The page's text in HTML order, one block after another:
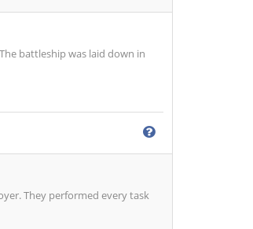
battleship was laid down in
They performed every task